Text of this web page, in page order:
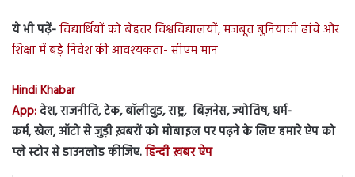
ये भी पढ़ें-विद्यार्थियों को बेहतर विश्वविद्यालयों, मजबूत बुनियादी ढांचे और
शिक्षा में बड़े निवेश की आवश्यकता- सीएम मान
Hindi Khabar
App:देश, राजनीति, टेक, बॉलीवुड, राष्ट्र, बिज़नेस, ज्योतिष, धर्म-
कर्म, खेल, ऑटो से जुड़ी ख़बरों को मोबाइल पर पढ़ने के लिए हमारे ऐप को
प्ले स्टोर से डाउनलोड कीजिए.हिन्दी ख़बर ऐप